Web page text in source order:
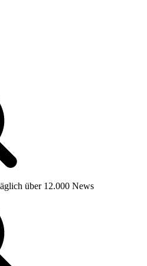
über 12.000 News